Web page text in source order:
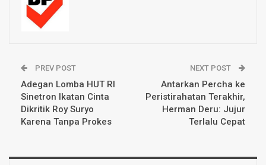
PREV POST
Adegan Lomba HUT RI
Sinetron Ikatan Cinta
Dikritik Roy Suryo
Karena Tanpa Prokes
NEXT POST
Antarkan Percha ke
Peristirahatan Terakhir,
Herman Deru: Jujur
Terlalu Cepat